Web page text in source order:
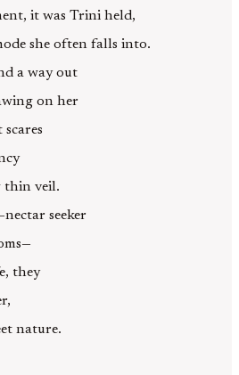
it was Trini held,
she often falls into.
a way out
on her
thin veil.
seeker
they
nature.